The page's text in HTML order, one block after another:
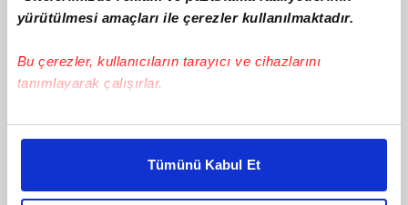
yürütülmesi amaçları ile çerezler kullanılmaktadır.
Bu çerezler, kullanıcıların tarayıcı ve cihazlarını
tanımlayarak çalışırlar.
Bu çerezlere izin vermeniz halinde sizlere özel
daha iyi reklam deneyimi yaşatabiliriz. Bunu yaparken
amacımızın size daha iyi bir reklam deneyimi sunmak
Tümünü Kabul Et
yanıt!